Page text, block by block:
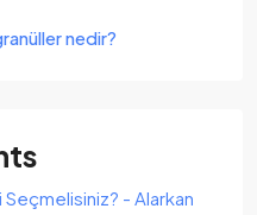
nedir?
Seçmelisiniz? - Alarkan